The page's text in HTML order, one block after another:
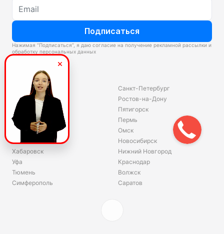
Подписаться
Нажимая “Подписаться”, я даю согласие на получение рекламной рассылки и
обработку персональных данных
Склады
Владивосток
Екатеринбург
Красноярск
Волгоград
Ярославль
Челябинск
Хабаровск
Уфа
Тюмень
Симферополь
Санкт-Петербург
Ростов-на-Дону
Пятигорск
Пермь
Омск
Новосибирск
Нижний Новгород
Краснодар
Волжск
Саратов